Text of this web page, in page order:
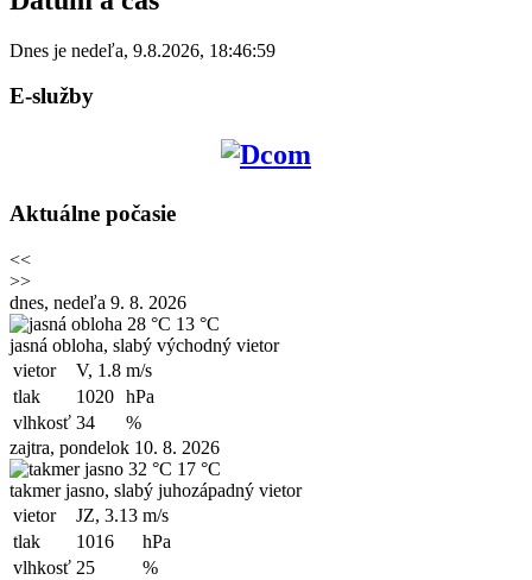
Dnes je nedeľa, 9.8.2026, 18:46:59
E-služby
Aktuálne počasie
<<
>>
dnes, nedeľa 9. 8. 2026
28 °C 13 °C
jasná obloha, slabý východný vietor
vietor
V, 1.8 m/s
tlak
1020 hPa
vlhkosť 34
%
zajtra, pondelok 10. 8. 2026
32 °C 17 °C
takmer jasno, slabý juhozápadný vietor
vietor
JZ, 3.13 m/s
tlak
1016
hPa
vlhkosť 25
%